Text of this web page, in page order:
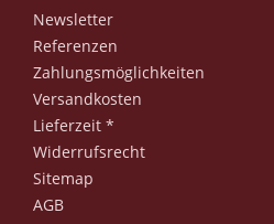
Newsletter
Referenzen
Zahlungsmöglichkeiten
Versandkosten
Lieferzeit *
Widerrufsrecht
Sitemap
AGB